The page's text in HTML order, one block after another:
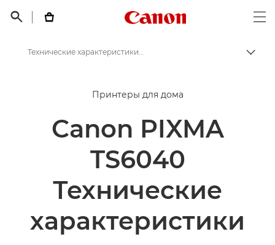
 
Canon Logo, back
Принтеры Canon
PIXMA TS6040 - Принтеры
Принтеры для дома
Canon PIXMA
TS6040
Технические
характеристики